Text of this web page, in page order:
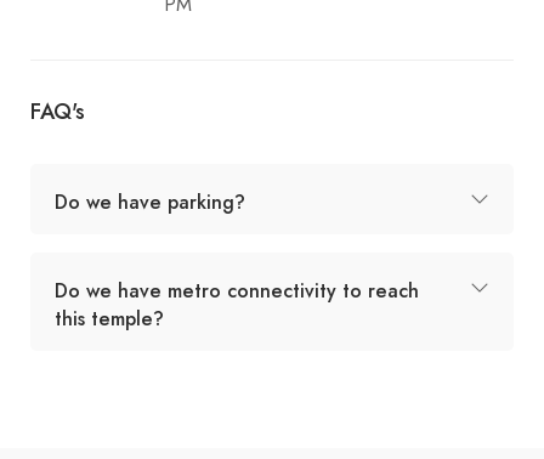
FAQ's
Do we have parking?
Do we have metro connectivity to reach
this temple?